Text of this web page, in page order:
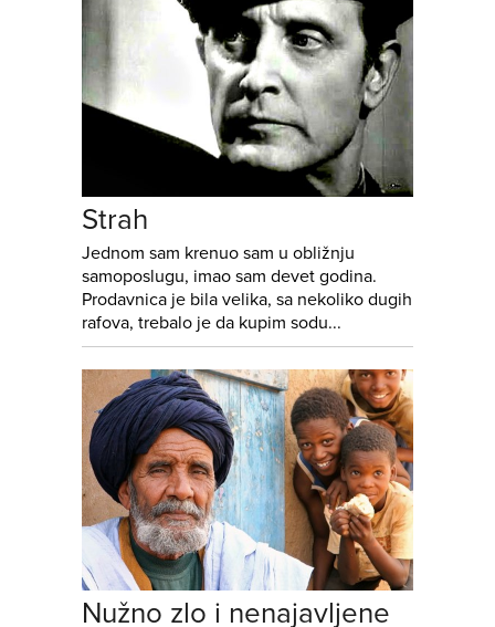
Strah
Jednom sam krenuo sam u obližnju
samoposlugu, imao sam devet godina.
Prodavnica je bila velika, sa nekoliko dugih
rafova, trebalo je da kupim sodu...
Nužno zlo i nenajavljene